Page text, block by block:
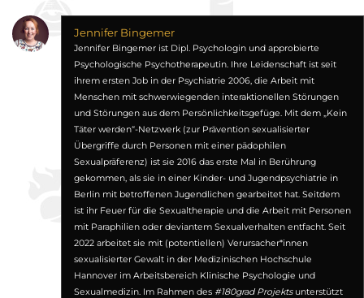
Jennifer Bingemer
Jennifer Bingemer ist Dipl. Psychologin und approbierte
Psychologische Psychotherapeutin. Ihre Leidenschaft ist seit
ihrem ersten Job in der Psychiatrie 2006, die Arbeit mit
Menschen mit schwerwiegenden interaktionellen Störungen
und Störungen aus dem Persönlichkeitsgefüge. Mit dem „Kein
Täter werden“-Netzwerk (zur Prävention sexualisierter
Übergriffe durch Personen mit einer pädophilen
Sexualpräferenz) ist sie 2016 das erste Mal in Berührung
gekommen, als sie in einer Kinder- und Jugendpsychiatrie in
Berlin mit betroffenen Jugendlichen gearbeitet hat. Seitdem
ist ihr Feuer für die Sexualtherapie und die Arbeit mit Personen
mit Paraphilien oder deviantem Sexualverhalten entfacht. Seit
2022 arbeitet sie mit (potentiellen) Verursacher*innen
sexualisierter Gewalt in der Medizinischen Hochschule
Hannover im Arbeitsbereich Klinische Psychologie und
Sexualmedizin. Im Rahmen des #180grad Projektsunterstützt